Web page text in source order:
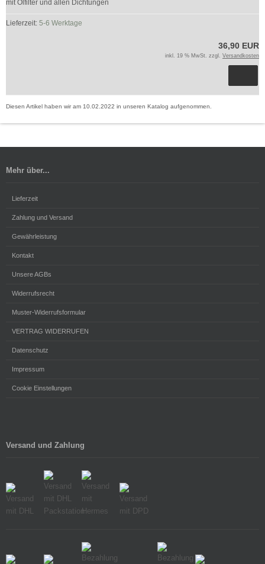
mit Ölfilter und allen Dichtungen
Lieferzeit: 5-6 Werktage
36,90 EUR
inkl. 19 % MwSt. zzgl. Versandkosten
Diesen Artikel haben wir am 10.02.2022 in unseren Katalog aufgenommen.
Mehr über...
Lieferzeit
Zahlung und Versand
Gewährleistung
Kontakt
Unsere AGBs
Widerrufsrecht
Muster-Widerrufsformular
VERTRAG WIDERRUFEN
Datenschutz
Impressum
Cookie Einstellungen
Versand und Zahlung